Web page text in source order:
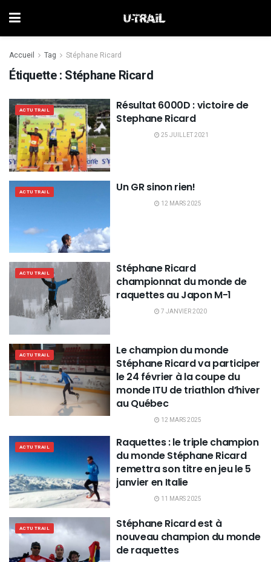
Accueil Tag Stéphane Ricard
Étiquette : Stéphane Ricard
ACTU TRAIL
Résultat 6000D : victoire de
Stephane Ricard
25 JUILLET 2021
ACTU TRAIL Un GR sinon rien!
12 MARS 2025
ACTU TRAIL
Stéphane Ricard
championnat du monde de
raquettes au Japon M-1
7 JANVIER 2020
ACTU TRAIL
Le champion du monde
Stéphane Ricard va participer
le 24 février à la coupe du
monde ITU de triathlon d’hiver
au Québec
12 MARS 2025
ACTU TRAIL
Raquettes : le triple champion
du monde Stéphane Ricard
remettra son titre en jeu le 5
janvier en Italie
11 MARS 2025
ACTU TRAIL
Stéphane Ricard est à
nouveau champion du monde
de raquettes